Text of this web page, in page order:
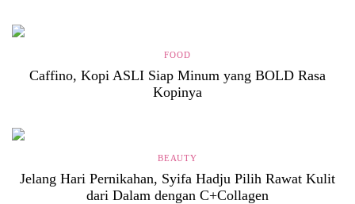
FOOD
Caffino, Kopi ASLI Siap Minum yang BOLD Rasa
Kopinya
BEAUTY
Jelang Hari Pernikahan, Syifa Hadju Pilih Rawat Kulit
dari Dalam dengan C+Collagen